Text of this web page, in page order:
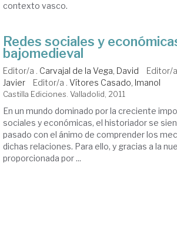
contexto vasco.
Redes sociales y
bajomedieval
Editor/a . Carvajal de la Vega, David Editor/
Javier
Editor/a .Vítores Casado, Imanol
Castilla Ediciones. Valladolid, 2011
En un mundo dominado por la creciente
sociales y económicas, el historiador se
pasado con el ánimo de comprender los
dichas relaciones. Para ello, y gracias a la
proporcionada por ...